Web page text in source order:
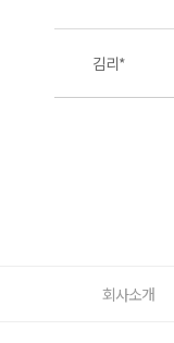
김리*
회사소개